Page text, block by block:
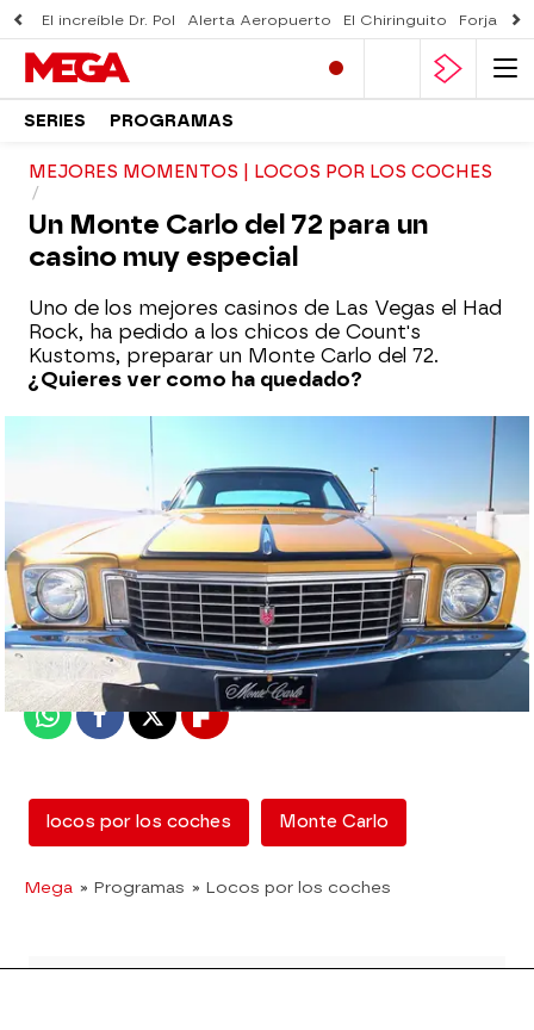
El increíble Dr. Pol Alerta Aeropuerto El Chiringuito Forjado
SERIES PROGRAMAS
MEJORES MOMENTOS | LOCOS POR LOS COCHES
Un Monte Carlo del 72 para un
casino muy especial
Uno de los mejores casinos de Las Vegas el Had
Rock, ha pedido a los chicos de Count's
Kustoms, preparar un Monte Carlo del 72.
¿Quieres ver como ha quedado?
mega
Madrid
Publicado:12 de febrero de 2018, 13:00
WhatsappFacebook
X Flipboard
locos por los coches Monte Carlo
Mega » Programas » Locos por los coches